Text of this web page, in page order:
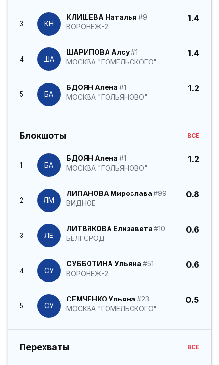
3 КН
КЛИШЕВА Наталья #9
ВОРОНЕЖ-2
1.4
4 ША
ШАРИПОВА Алсу#1
МОСКВА "ГОМЕЛЬСКОГО"
1.4
5 БА
БДОЯН Алена #1
МОСКВА "ГОЛЬЯНОВО"
1.2
Блокшоты ВСЕ
1 БА
БДОЯН Алена #1
МОСКВА "ГОЛЬЯНОВО"
1.2
2 ЛМ
ЛИПАНОВА Мирослава #99
ВИДНОЕ
0.8
3 ЛЕ
ЛИТВЯКОВА Елизавета #10
БЕЛГОРОД
0.6
4 СУ
СУББОТИНА Ульяна #51
ВОРОНЕЖ-2
0.6
5 СУ
СЕМЧЕНКО Ульяна #23
МОСКВА "ГОМЕЛЬСКОГО"
0.5
Перехваты ВСЕ